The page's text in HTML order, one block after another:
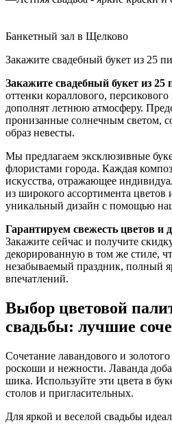
Банкетный зал в Щелково
Закажите свадебный букет из 25
Закажите свадебный букет из 25
оттенки кораллового,
дополнят летнюю атмосферу.
пронизанные солнечным светом,
образ невесты.
Мы предлагаем эксклюзивные
флористами города. Каждая
искусства, отражающее
из широкого ассортимента цветов
уникальный дизайн с помощью
Гарантируем свежесть цветов и
Закажите сейчас и получите
декорированную в том же стиле,
незабываемый праздник, полный
впечатлений.
Выбор цветовой
свадьбы: лучшие
Сочетание лавандового и
роскоши и нежности. Лаванда
шика. Используйте эти цвета в
столов и пригласительных.
Для яркой и веселой свадьбы